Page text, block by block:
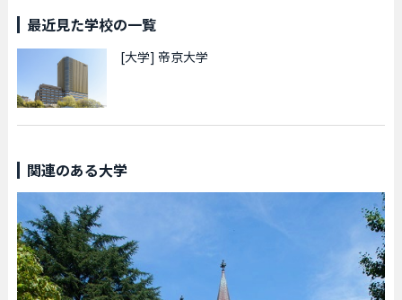
最近見た学校の一覧
[大学] 帝京大学
関連のある大学